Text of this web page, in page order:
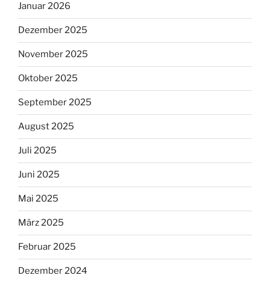
Januar 2026
Dezember 2025
November 2025
Oktober 2025
September 2025
August 2025
Juli 2025
Juni 2025
Mai 2025
März 2025
Februar 2025
Dezember 2024